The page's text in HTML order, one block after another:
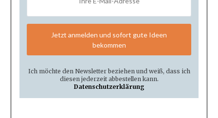
Jetzt anmelden und sofort gute Ideen
bekommen
Ich möchte den Newsletter beziehen und weiß, dass ich
diesen jederzeit abbestellen kann.
Datenschutzerklärung